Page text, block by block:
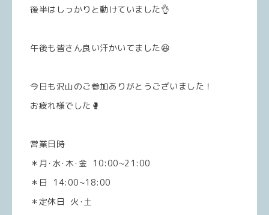
後半はしっかりと動けていました👌
午後も皆さん良い汗かいてました😆
今日も沢山のご参加ありがとうございました！
お疲れ様でした🥊
営業日時
＊月･水･木･金 10:00~21:00
＊日 14:00~18:00
＊定休日 火･土